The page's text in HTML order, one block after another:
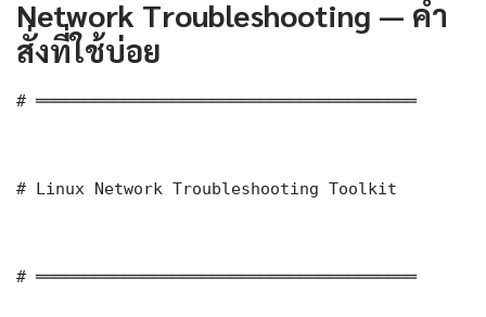
Network Troubleshooting — คำ
สั่งที่ใช้บ่อย
# ═══════════════════════════════════════
# Linux Network Troubleshooting Toolkit
# ═══════════════════════════════════════